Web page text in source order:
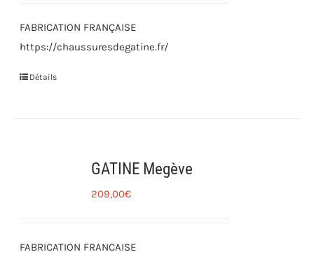
FABRICATION FRANÇAISE
https://chaussuresdegatine.fr/
Détails
GATINE Megève
209,00€
FABRICATION FRANCAISE